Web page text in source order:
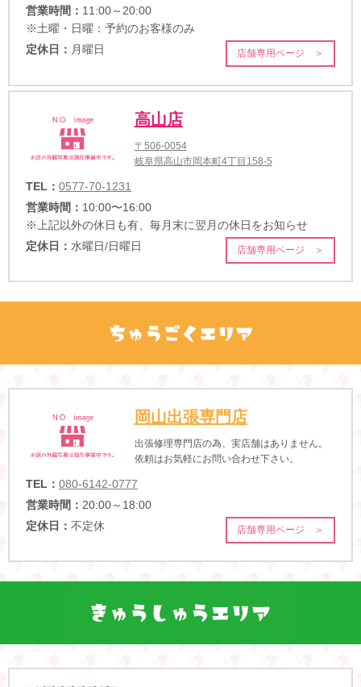
営業時間： 11:00～20:00
※土曜・日曜：予約のお客様のみ
定休日： 月曜日 店舗専用ページ ＞
高山店
〒506-0054
岐阜県高山市岡本町4丁目158-5
TEL： 0577-70-1231
営業時間： 10:00〜16:00
※上記以外の休日も有、毎月末に翌月の休日をお知らせ
定休日： 水曜日/日曜日 店舗専用ページ ＞
岡山出張専門店
出張修理専門店の為、実店舗はありません。
依頼はお気軽にお問い合わせ下さい。
TEL： 080-6142-0777
営業時間： 20:00～18:00
定休日： 不定休 店舗専用ページ ＞